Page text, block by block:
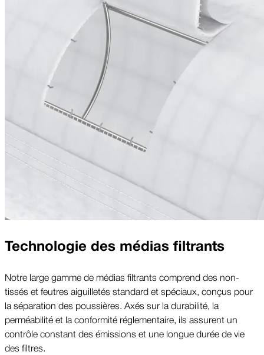
Technologie des médias filtrants
Notre large gamme de médias filtrants comprend des non-
tissés et feutres aiguilletés standard et spéciaux, conçus pour
la séparation des poussières. Axés sur la durabilité, la
perméabilité et la conformité réglementaire, ils assurent un
contrôle constant des émissions et une longue durée de vie
des filtres.